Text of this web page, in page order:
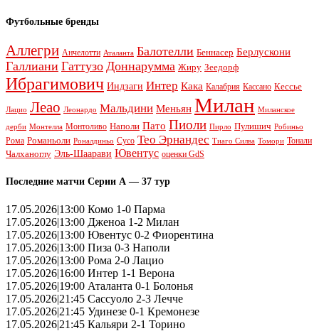
Футбольные бренды
Аллегри Анчелотти Аталанта Балотелли Беннасер Берлускони
Галлиани Гаттузо Доннарумма Жиру Зеедорф
Ибрагимович Индзаги Интер Кака Калабрия Кассано Кессье
Лацио Леао Леонардо Мальдини Меньян Милан Миланское
дерби Монтелла Монтоливо Наполи Пато Пиоли Пирло Пулишич Робиньо
Рома Романьоли Роналдиньо Сусо Тео Эрнандес Тиаго Силва Томори Тонали
Чалханоглу Эль-Шаарави Ювентус оценки GdS
Последние матчи Серии А — 37 тур
17.05.2026|13:00 Комо 1-0 Парма
17.05.2026|13:00 Дженоа 1-2 Милан
17.05.2026|13:00 Ювентус 0-2 Фиорентина
17.05.2026|13:00 Пиза 0-3 Наполи
17.05.2026|13:00 Рома 2-0 Лацио
17.05.2026|16:00 Интер 1-1 Верона
17.05.2026|19:00 Аталанта 0-1 Болонья
17.05.2026|21:45 Сассуоло 2-3 Лечче
17.05.2026|21:45 Удинезе 0-1 Кремонезе
17.05.2026|21:45 Кальяри 2-1 Торино